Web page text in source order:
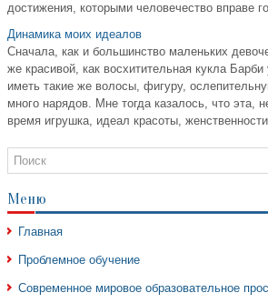
достижения, которыми человечество вправе
Динамика моих идеалов
Сначала, как и большинство маленьких
же красивой, как восхитительная кукла
иметь такие же волосы, фигуру,
много нарядов. Мне тогда казалось, что эта,
время игрушка, идеал красоты,
Меню
Главная
Проблемное обучение
Современное мировое образовательное